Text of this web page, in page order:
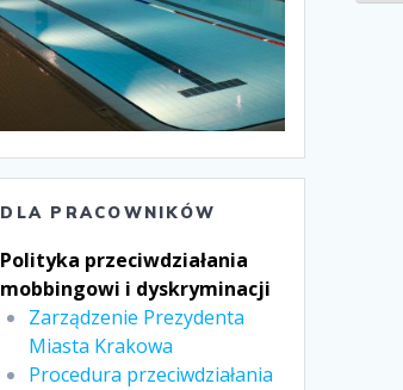
DLA PRACOWNIKÓW
Polityka przeciwdziałania
mobbingowi i dyskryminacji
Zarządzenie Prezydenta
Miasta Krakowa
Procedura przeciwdziałania